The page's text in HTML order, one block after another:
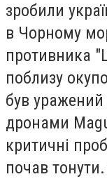
зробили
в Чорному
противника
поблизу
був
дронами
критичні
почав